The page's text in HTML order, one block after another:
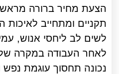
הצעת מחיר ברורה
תקניים ומתחייב לאיכות
לשים לב ליחסי אנוש,
לאחר העבודה במקרה של
נכונה תחסוך עוגמת